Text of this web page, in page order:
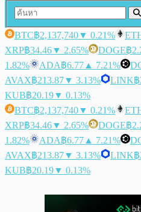
BTC฿2,137,740▼ 0.21%
XRP฿34.46▼ 2.65% DOGE฿
1.82%
ADA฿6.77 ▲ 7.21%
AVAX฿213.87▼ 3.13% LINK฿
KUB฿20.19▼ 0.13%
BTC฿2,137,740▼ 0.21%
XRP฿34.46▼ 2.65% DOGE฿
1.82%
ADA฿6.77 ▲ 7.21%
AVAX฿213.87▼ 3.13% LINK฿
KUB฿20.19▼ 0.13%